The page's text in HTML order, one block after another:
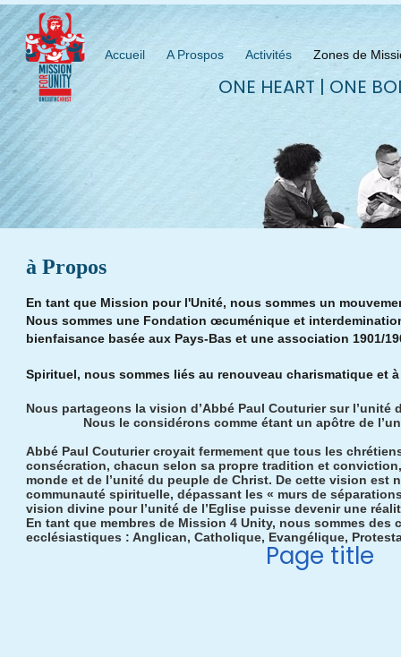
Accueil A Prospos Activités Zones de
ONE HEART | ONE
à Propos
En tant que Mission pour l'Unité, nous sommes un
Nous sommes une Fondation œcuménique et
bienfaisance basée aux Pays-Bas et une association 1901/
Spirituel, nous sommes liés au renouveau charismatique et
Nous partageons la vision d’Abbé Paul Couturier
Nous le considérons comme étant un
Abbé Paul Couturier croyait fermement que tous les
consécration, chacun selon sa propre tradition et
monde et de l’unité du peuple de Christ. De cette vision est
communauté spirituelle, dépassant les « murs de
vision divine pour l’unité de l’Eglise puisse devenir une
En tant que membres de Mission 4 Unity, nous sommes
ecclésiastiques : Anglican, Catholique, Evangélique,
Page title